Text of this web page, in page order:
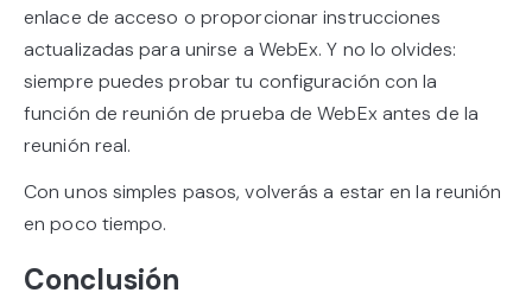
enlace de acceso o proporcionar instrucciones
actualizadas para unirse a WebEx. Y no lo olvides:
siempre puedes probar tu configuración con la
función de reunión de prueba de WebEx antes de la
reunión real.
Con unos simples pasos, volverás a estar en la reunión
en poco tiempo.
Conclusión